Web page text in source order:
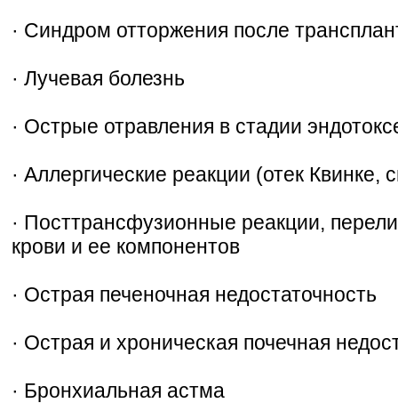
· Синдром отторжения после
· Лучевая болезнь
· Острые отравления в стадии
· Аллергические реакции (отек
· Посттрансфузионные реакции,
крови и ее компонентов
· Острая печеночная недостаточность
· Острая и хроническая почечная
· Бронхиальная астма